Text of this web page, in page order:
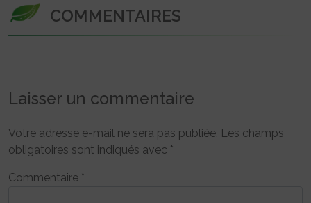
COMMENTAIRES
Laisser un commentaire
Votre adresse e-mail ne sera pas publiée. Les champs
obligatoires sont indiqués avec *
Commentaire *